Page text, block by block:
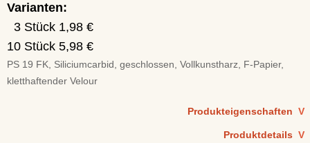
Varianten:
3 Stück 1,98 €
10 Stück 5,98 €
PS 19 FK, Siliciumcarbid, geschlossen, Vollkunstharz, F-Papier,
kletthaftender Velour
Produkteigenschaften V
Produktdetails V